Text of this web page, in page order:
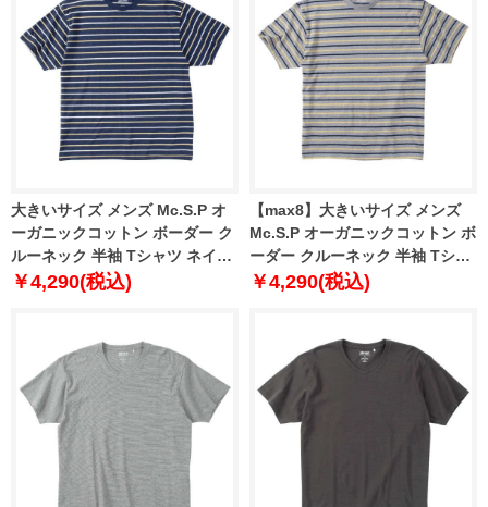
大きいサイズ メンズ Mc.S.P オ
ーガニックコットン ボーダー ク
ルーネック 半袖 Tシャツ ネイビ
ー杢 1278-4511-2 3L 4L 5L 6L
￥4,290(税込)
【max8】大きいサイズ メンズ
Mc.S.P オーガニックコットン ボ
ーダー クルーネック 半袖 Tシャ
ツ グレー杢 1278-4511-3 3L 4L
￥4,290(税込)